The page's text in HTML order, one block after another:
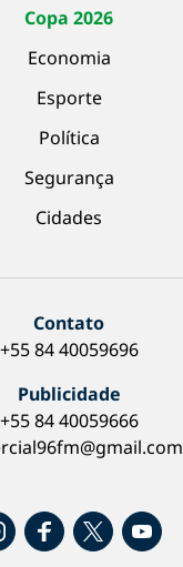
Copa 2026
Economia
Esporte
Política
Segurança
Cidades
Contato
+55 84 40059696
Publicidade
+55 84 40059666